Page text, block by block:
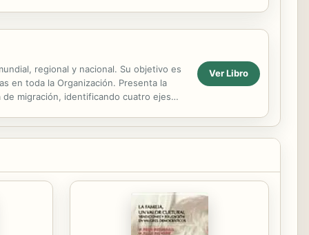
regional y nacional. Su objetivo es
en toda la Organización. Presenta la
de migración, identificando cuatro ejes
Ver Libro